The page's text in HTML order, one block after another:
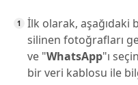
İlk olarak, aşağıdaki
silinen fotoğrafları
ve "WhatsApp"ı
bir veri kablosu ile